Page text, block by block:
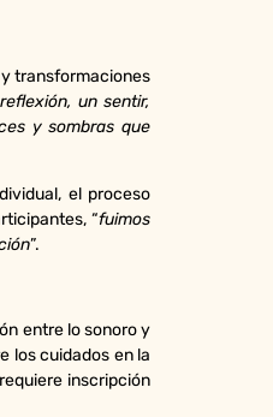
transformaciones
un sentir,
y sombras que
el proceso
“fuimos
”.
entre lo sonoro y
los cuidados en la
inscripción